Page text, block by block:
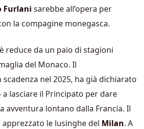
Furlani sarebbe all’opera per
la compagine monegasca.
è reduce da un paio di stagioni
del Monaco. Il
nel 2025, ha già dichiarato
lasciare il Principato per dare
avventura lontano dalla Francia. Il
le lusinghe del Milan. A